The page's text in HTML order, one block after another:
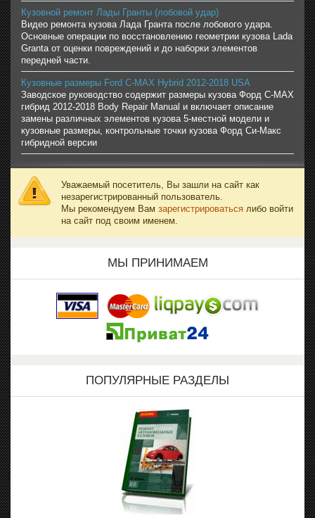
Кузовной ремонт Лады Гранты (лобовой удар)
Видео ремонта кузова Лада Гранта после лобового удара.
Основные операции по восстановлению геометрии кузова Lada
Granta от оценки повреждений и до наборки элементов
передней части.
Кузовные размеры Ford C-MAX Hybrid 2012-2018 USA
Заводское руководство содержит размеры кузова Форд C-MAX
гибрид 2012-2018 Body Repair Manual и включает описание
замены различных элементов кузова 5-местной модели и
кузовные размеры, контрольные точки кузова Форд Си-Макс
гибридной версии
Уважаемый посетитель, Вы зашли на сайт как
незарегистрированный пользователь.
Мы рекомендуем Вам зарегистрироваться либо войти
на сайт под своим именем.
МЫ ПРИНИМАЕМ
ПОПУЛЯРНЫЕ РАЗДЕЛЫ